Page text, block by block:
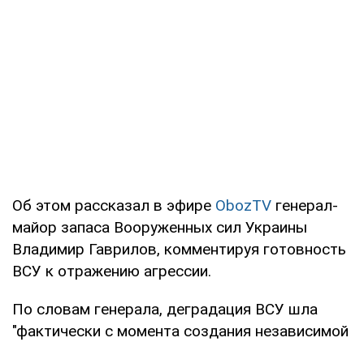
Об этом рассказал в эфире ObozTV генерал-
майор запаса Вооруженных сил Украины
Владимир Гаврилов, комментируя готовность
ВСУ к отражению агрессии.
По словам генерала, деградация ВСУ шла
"фактически с момента создания независимой